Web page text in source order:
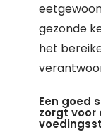
gezonde
het
Een goed
zorgt voor